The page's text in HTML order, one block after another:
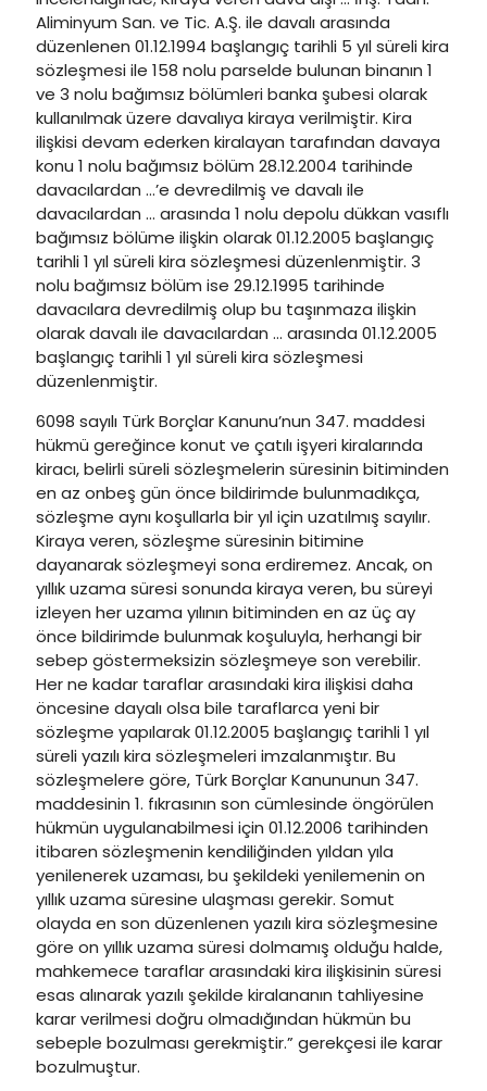
Aliminyum San. ve Tic. A.Ş. ile davalı arasında
düzenlenen 01.12.1994 başlangıç tarihli 5 yıl süreli kira
sözleşmesi ile 158 nolu parselde bulunan binanın 1
ve 3 nolu bağımsız bölümleri banka şubesi olarak
kullanılmak üzere davalıya kiraya verilmiştir. Kira
ilişkisi devam ederken kiralayan tarafından davaya
konu 1 nolu bağımsız bölüm 28.12.2004 tarihinde
davacılardan …’e devredilmiş ve davalı ile
davacılardan … arasında 1 nolu depolu dükkan vasıflı
bağımsız bölüme ilişkin olarak 01.12.2005 başlangıç
tarihli 1 yıl süreli kira sözleşmesi düzenlenmiştir. 3
nolu bağımsız bölüm ise 29.12.1995 tarihinde
davacılara devredilmiş olup bu taşınmaza ilişkin
olarak davalı ile davacılardan … arasında 01.12.2005
başlangıç tarihli 1 yıl süreli kira sözleşmesi
düzenlenmiştir.
6098 sayılı Türk Borçlar Kanunu’nun 347. maddesi
hükmü gereğince konut ve çatılı işyeri kiralarında
kiracı, belirli süreli sözleşmelerin süresinin bitiminden
en az onbeş gün önce bildirimde bulunmadıkça,
sözleşme aynı koşullarla bir yıl için uzatılmış sayılır.
Kiraya veren, sözleşme süresinin bitimine
dayanarak sözleşmeyi sona erdiremez. Ancak, on
yıllık uzama süresi sonunda kiraya veren, bu süreyi
izleyen her uzama yılının bitiminden en az üç ay
önce bildirimde bulunmak koşuluyla, herhangi bir
sebep göstermeksizin sözleşmeye son verebilir.
Her ne kadar taraflar arasındaki kira ilişkisi daha
öncesine dayalı olsa bile taraflarca yeni bir
sözleşme yapılarak 01.12.2005 başlangıç tarihli 1 yıl
süreli yazılı kira sözleşmeleri imzalanmıştır. Bu
sözleşmelere göre, Türk Borçlar Kanununun 347.
maddesinin 1. fıkrasının son cümlesinde öngörülen
hükmün uygulanabilmesi için 01.12.2006 tarihinden
itibaren sözleşmenin kendiliğinden yıldan yıla
yenilenerek uzaması, bu şekildeki yenilemenin on
yıllık uzama süresine ulaşması gerekir. Somut
olayda en son düzenlenen yazılı kira sözleşmesine
göre on yıllık uzama süresi dolmamış olduğu halde,
mahkemece taraflar arasındaki kira ilişkisinin süresi
esas alınarak yazılı şekilde kiralananın tahliyesine
karar verilmesi doğru olmadığından hükmün bu
sebeple bozulması gerekmiştir.” gerekçesi ile karar
bozulmuştur.